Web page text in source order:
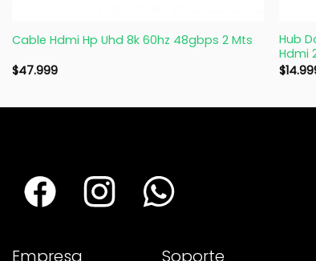
Cable Hdmi Hp Uhd 8k 60hz 48gbps 2 Mts
$47.999
Hub
Hdmi
$